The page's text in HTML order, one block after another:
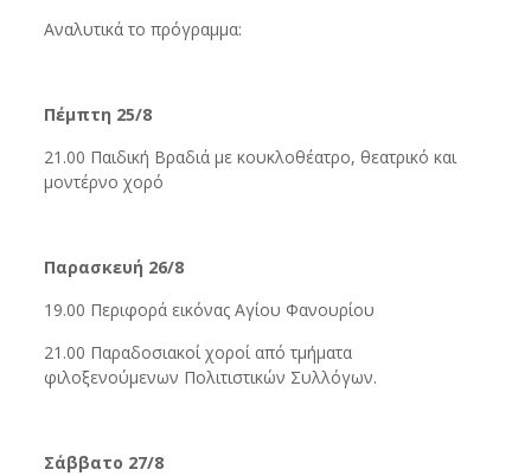
Αναλυτικά το πρόγραμμα:
Πέμπτη 25/8
21.00 Παιδική Βραδιά με κουκλοθέατρο, θεατρικό και
μοντέρνο χορό
Παρασκευή 26/8
19.00 Περιφορά εικόνας Αγίου Φανουρίου
21.00 Παραδοσιακοί χοροί από τμήματα
φιλοξενούμενων Πολιτιστικών Συλλόγων.
Σάββατο 27/8